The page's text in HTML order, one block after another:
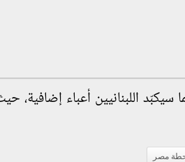
اللبنانيين أعباء إضافية،
مصر